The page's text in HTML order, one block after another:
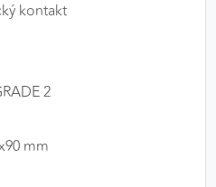
kontakt
2
mm